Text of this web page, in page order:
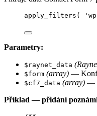
apply_filters ( '
Parametry:
$raynet_data
$form (array) —
$cf7_data (array) —
Příklad — přidání